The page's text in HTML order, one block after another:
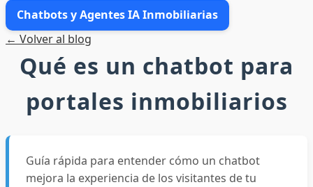
Blog
Contacto
Chatbots y Agentes IA Inmobiliarias
← Volver al blog
Qué es un chatbot para
portales inmobiliarios
Guía rápida para entender cómo un chatbot
mejora la experiencia de los visitantes de tu